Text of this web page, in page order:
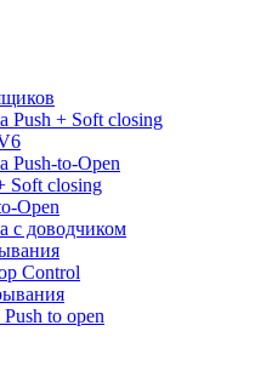
Push + Soft closing
Push-to-Open
Soft closing
Open
с доводчиком
Control
to open